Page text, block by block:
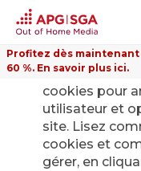
Profitez dès
60 %. En savoir plus ici.
Retour
Sur ce site
cookies pour
utilisateur et
site. Lisez
cookies et
gérer, en